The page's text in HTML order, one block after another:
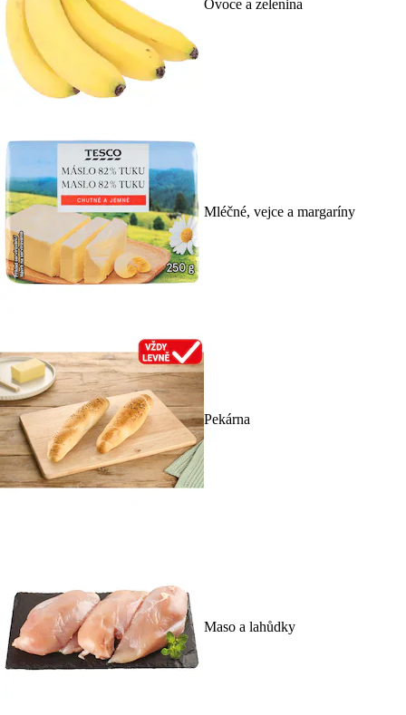
Ovoce a zelenina
Mléčné, vejce a margaríny
Pekárna
Maso a lahůdky